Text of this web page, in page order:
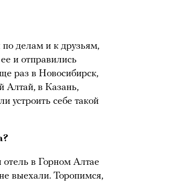
делам и к друзьям,
и отправились
раз в Новосибирск,
Алтай, в Казань,
устроить себе такой
в Горном Алтае
выехали. Торопимся,